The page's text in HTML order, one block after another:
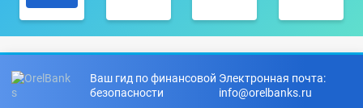
Ваш гид по финансовой
безопасности
Электронная почта:
info@orelbanks.ru